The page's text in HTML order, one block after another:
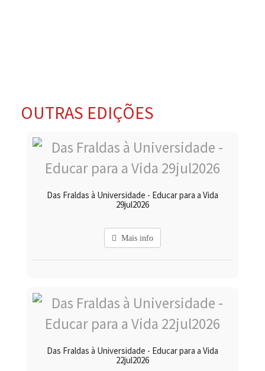
OUTRAS EDIÇÕES
Das Fraldas à Universidade - Educar para a Vida
29jul2026
Mais info
Das Fraldas à Universidade - Educar para a Vida
22jul2026